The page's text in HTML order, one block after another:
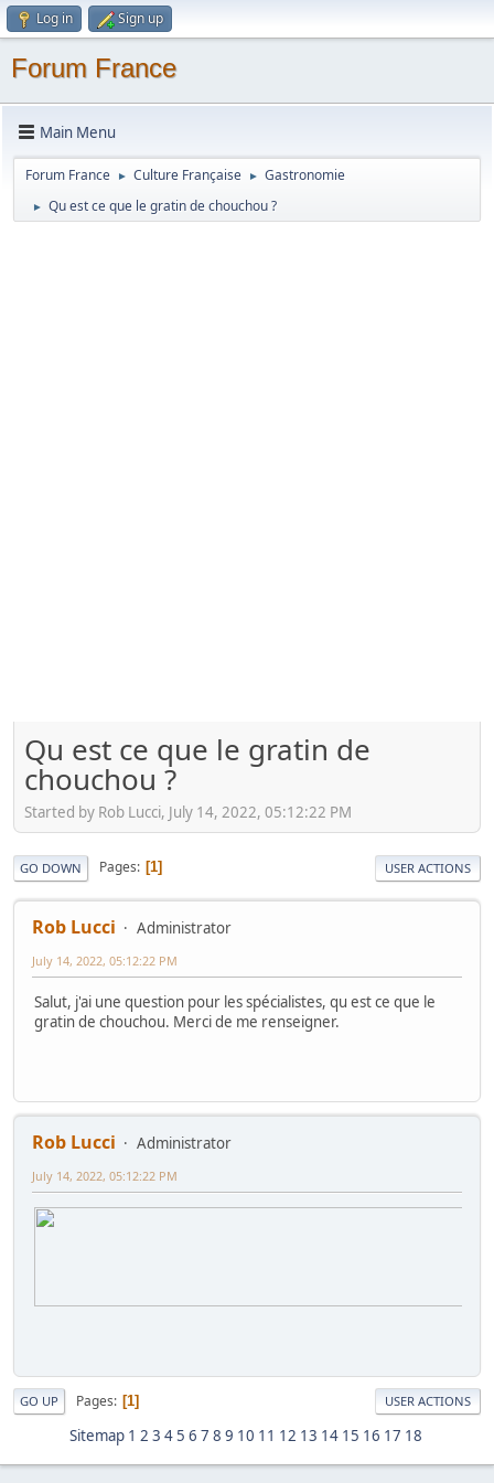
Log in Sign up
Forum France
Main Menu
Forum France ► Culture Française ► Gastronomie
► Qu est ce que le gratin de chouchou ?
Qu est ce que le gratin de
chouchou ?
Started by Rob Lucci, July 14, 2022, 05:12:22 PM
GO DOWN Pages 1 USER ACTIONS
Rob Lucci Administrator
July 14, 2022, 05:12:22 PM
Salut, j'ai une question pour les spécialistes, qu est ce que le
gratin de chouchou. Merci de me renseigner.
Rob Lucci Administrator
July 14, 2022, 05:12:22 PM
GO UP Pages 1 USER ACTIONS
Sitemap 1 2 3 45 6 7 8 9 10 11 12 13 14 15 16 17 18